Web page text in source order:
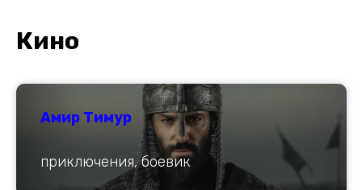
Кино
Амир Тимур
приключения, боевик